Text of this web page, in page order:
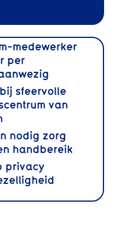
medewerker
per
sfeervolle
van
nodig zorg
handbereik
privacy